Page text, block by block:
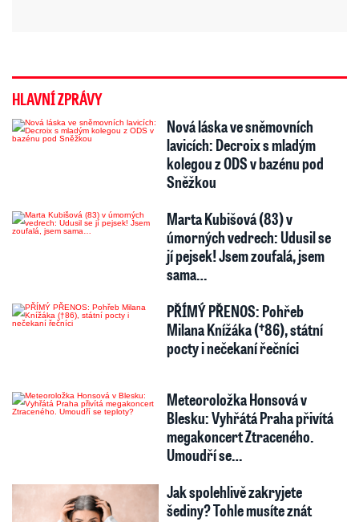
HLAVNÍ ZPRÁVY
Nová láska ve sněmovních
lavicích: Decroix s mladým
kolegou z ODS v bazénu pod
Sněžkou
Marta Kubišová (83) v
úmorných vedrech: Udusil se
jí pejsek! Jsem zoufalá, jsem
sama…
PŘÍMÝ PŘENOS: Pohřeb
Milana Knížáka (†86), státní
pocty i nečekaní řečníci
Meteoroložka Honsová v
Blesku: Vyhřátá Praha přivítá
megakoncert Ztraceného.
Umoudří se…
Jak spolehlivě zakryjete
šediny? Tohle musíte znát